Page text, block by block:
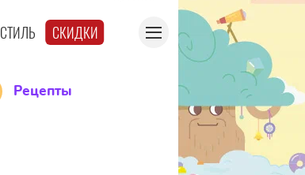
СТИЛЬ СКИДКИ
Рецепты